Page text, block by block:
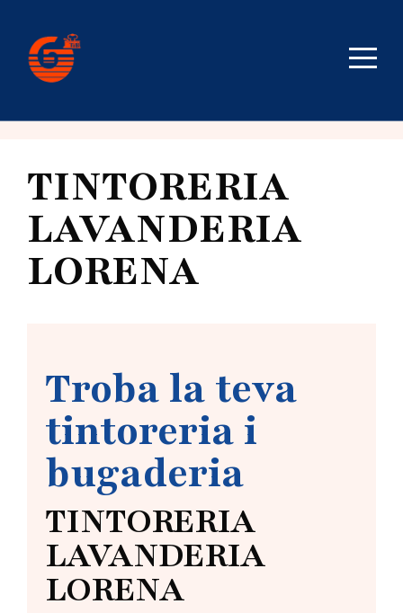
TINTORERIA
LAVANDERIA
LORENA
Troba la teva
tintoreria i
bugaderia
TINTORERIA
LAVANDERIA
LORENA